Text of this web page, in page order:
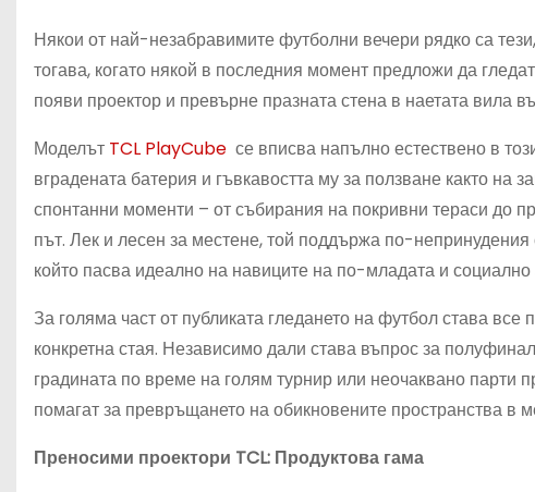
Някои от най-незабравимите футболни вечери рядко са
тогава, когато някой в последния момент предложи да
появи проектор и превърне празната стена в наетата вила
Моделът TCL PlayCube се вписва напълно естествено в
вградената батерия и гъвкавостта му за ползване както на
спонтанни моменти – от събирания на покривни тераси до
път. Лек и лесен за местене, той поддържа по-непринудения
който пасва идеално на навиците на по-младата и социално
За голяма част от публиката гледането на футбол става
конкретна стая. Независимо дали става въпрос за
градината по време на голям турнир или неочаквано парти
помагат за превръщането на обикновените пространства в
Преносими проектори TCL: Продуктова гама